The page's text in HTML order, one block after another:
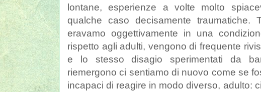
lontane, esperienze a volte molto
qualche caso decisamente
eravamo oggettivamente in una
rispetto agli adulti, vengono di frequente
e lo stesso disagio sperimentati da
riemergono ci sentiamo di nuovo come se
incapaci di reagire in modo diverso, adulto: